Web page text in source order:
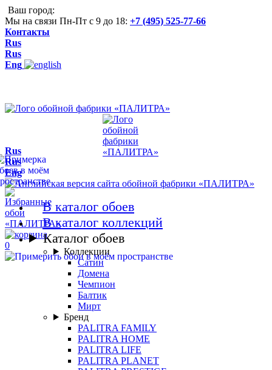
Ваш город:
Мы на связи Пн-Пт с 9 до 18: +7 (495) 525-77-66
Контакты
Rus
Rus
Eng
0
Rus
Rus
Eng
В каталог обоев
В каталог коллекций
Каталог обоев
Коллекции
Сатин
Домена
Чемпион
Балтик
Мирт
Бренд
PALITRA FAMILY
PALITRA HOME
PALITRA LIFE
PALITRA PLANET